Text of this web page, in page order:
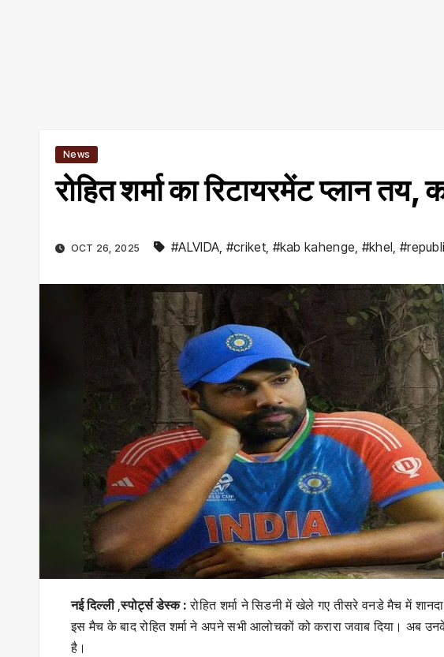
News
रोहित शर्मा का रिटायरमेंट प्लान
OCT 26, 2025 #ALVIDA, #criket, #kab kahenge, #khel,
नई दिल्ली,स्पोर्ट्स डेस्क : रोहित शर्मा ने सिडनी में खेले गए तीसरे वनडे मैच में
इस मैच के बाद रोहित शर्मा ने अपने सभी आलोचकों को करारा जवाब दिया। अब
है।